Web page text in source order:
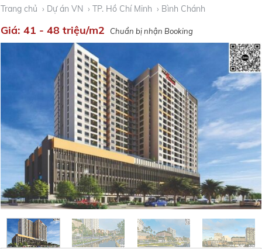
Trang chủ › Dự án VN › TP. Hồ Chí Minh › Bình Chánh
Giá: 41 - 48 triệu/m2 Chuẩn bị nhận Booking